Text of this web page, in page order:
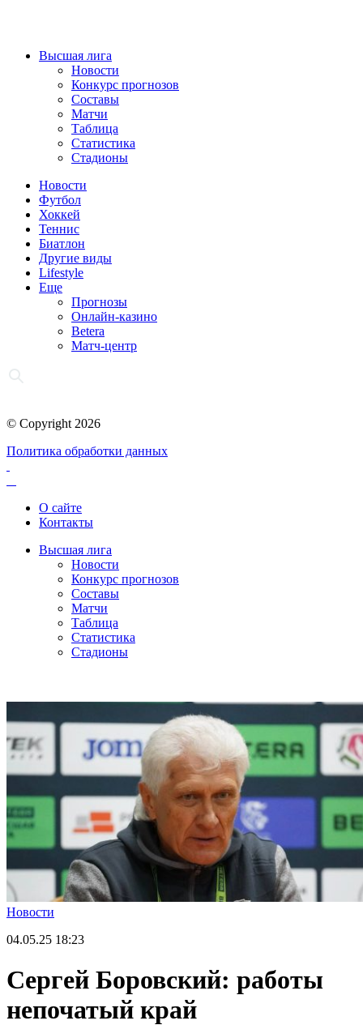
Высшая лига
Новости
Конкурс прогнозов
Составы
Матчи
Таблица
Статистика
Стадионы
Новости
Футбол
Хоккей
Теннис
Биатлон
Другие виды
Lifestyle
Еще
Прогнозы
Онлайн-казино
Betera
Матч-центр
© Copyright 2026
Политика обработки данных
О сайте
Контакты
Высшая лига
Новости
Конкурс прогнозов
Составы
Матчи
Таблица
Статистика
Стадионы
Новости
04.05.25 18:23
Сергей Боровский: работы
непочатый край